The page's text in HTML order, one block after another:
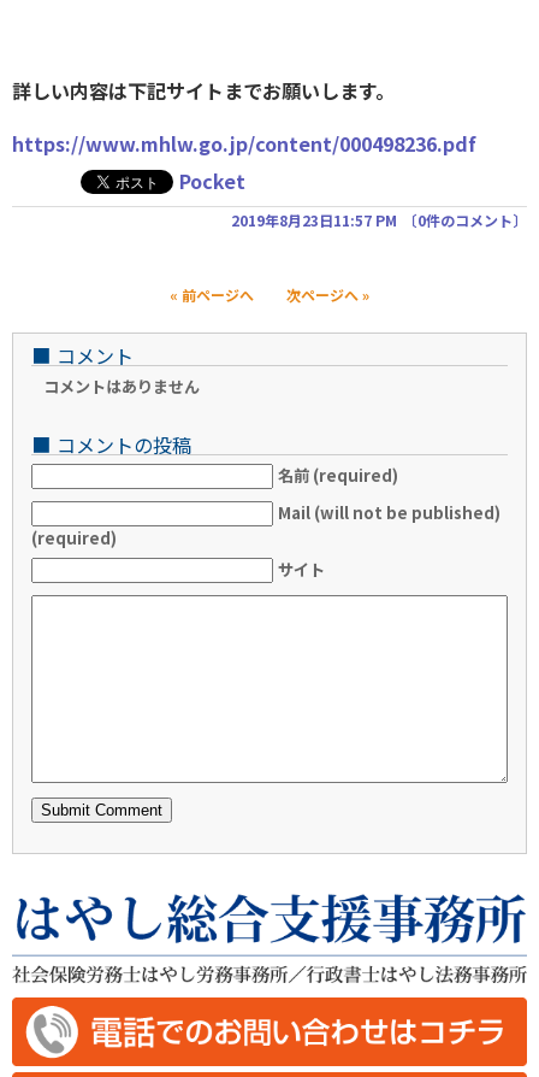
詳しい内容は下記サイトまでお願いします。
https://www.mhlw.go.jp/content/000498236.pdf
Pocket
2019年8月23日11:57 PM 〔0件のコメント〕
« 前ページへ 次ページへ »
■ コメント
コメントはありません
■ コメントの投稿
名前 (required)
Mail (will not be published)
(required)
サイト